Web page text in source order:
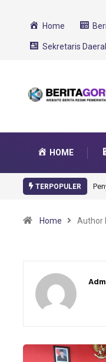
Home
Sekretaris
HOME
TERPOPULER
Home Author